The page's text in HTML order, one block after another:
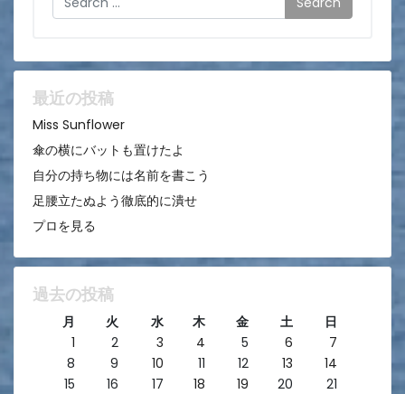
ョ
ン
最近の投稿
Miss Sunflower
傘の横にバットも置けたよ
自分の持ち物には名前を書こう
足腰立たぬよう徹底的に潰せ
プロを見る
過去の投稿
月 火 水 木 金 土
日
1
2 3 4 5 6
7
8
9 10 11 12 13
14
15
16 17 18 19 20
21